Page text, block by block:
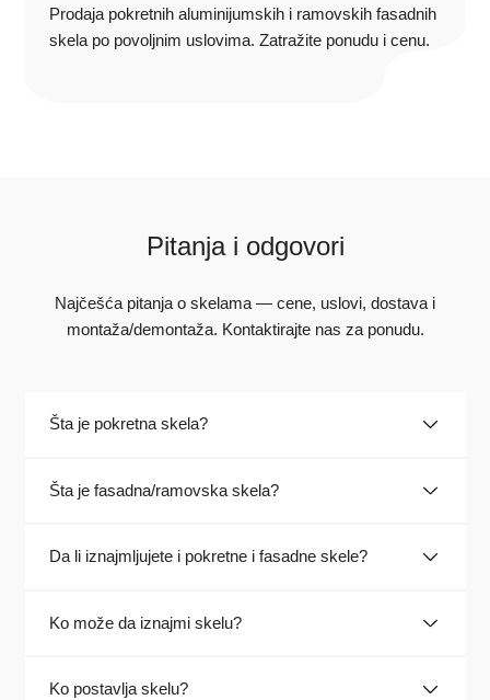
Prodaja pokretnih aluminijumskih i ramovskih fasadnih
skela po povoljnim uslovima. Zatražite ponudu i cenu.
Pitanja i odgovori
Najčešća pitanja o skelama — cene, uslovi, dostava i
montaža/demontaža. Kontaktirajte nas za ponudu.
Šta je pokretna skela?
Šta je fasadna/ramovska skela?
Da li iznajmljujete i pokretne i fasadne skele?
Ko može da iznajmi skelu?
Ko postavlja skelu?